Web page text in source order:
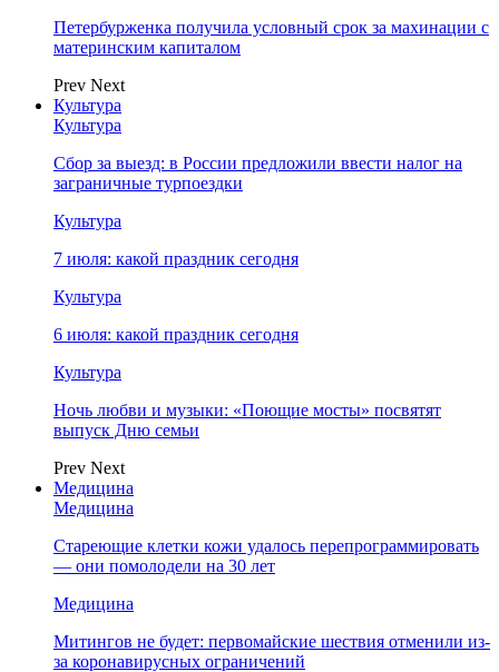
Петербурженка получила условный срок за махинации с
материнским капиталом
Prev Next
Культура
Культура
Сбор за выезд: в России предложили ввести налог на
заграничные турпоездки
Культура
7 июля: какой праздник сегодня
Культура
6 июля: какой праздник сегодня
Культура
Ночь любви и музыки: «Поющие мосты» посвятят
выпуск Дню семьи
Prev Next
Медицина
Медицина
Стареющие клетки кожи удалось перепрограммировать
— они помолодели на 30 лет
Медицина
Митингов не будет: первомайские шествия отменили из-
за коронавирусных ограничений